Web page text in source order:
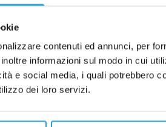
contenuti ed annunci, per
informazioni sul modo in cui
e social media, i quali potrebbero
dei loro servizi.
Italia. E data la sua
per quanto
secondo i giudici
comprese le aree in